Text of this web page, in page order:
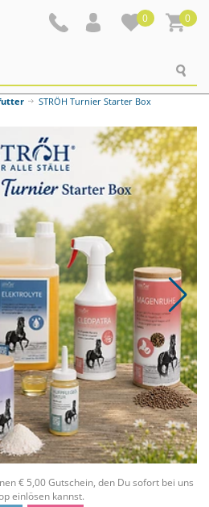
0 0
STRÖH Turnier Starter Box
€ 5,00 Gutschein, den Du sofort bei uns
einlösen kannst.